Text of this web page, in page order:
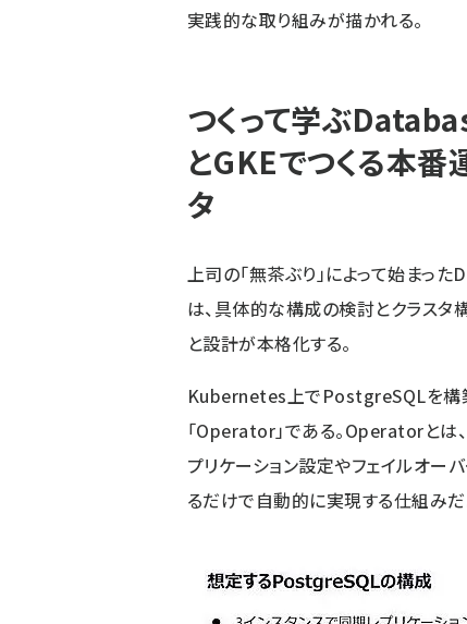
実践的な取り組みが描かれる。
つくって学ぶ
とGKEでつくる本
タ
上司の「無茶ぶり」によって始まっ
は、具体的な構成の検討とクラス
と設計が本格化する。
Kubernetes上でPostgreSQLを構
「Operator」である。Operatorとは
プリケーション設定やフェイルオー
るだけで自動的に実現する仕組みだ